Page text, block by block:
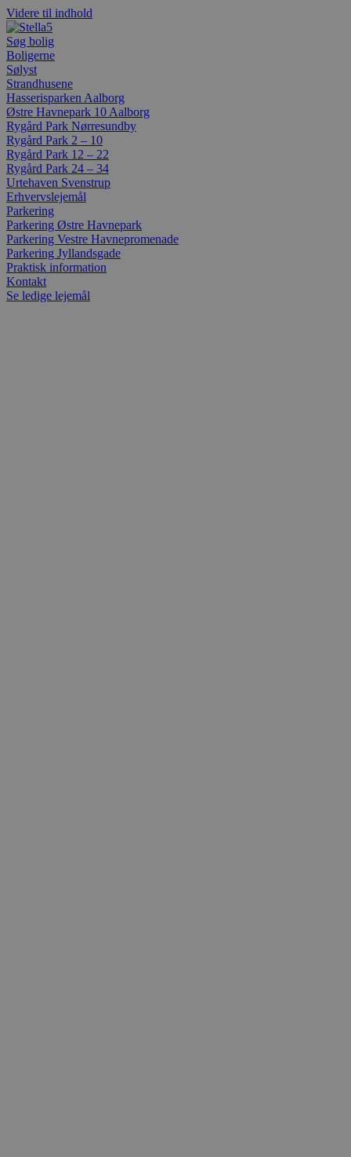
Videre til indhold
Søg bolig
Boligerne
Sølyst
Strandhusene
Hasserisparken Aalborg
Østre Havnepark 10 Aalborg
Rygård Park Nørresundby
Rygård Park 2 – 10
Rygård Park 12 – 22
Rygård Park 24 – 34
Urtehaven Svenstrup
Erhvervslejemål
Parkering
Parkering Østre Havnepark
Parkering Vestre Havnepromenade
Parkering Jyllandsgade
Praktisk information
Kontakt
Se ledige lejemål